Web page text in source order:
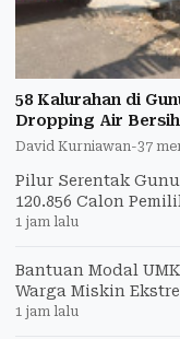
58 Kalurahan di
Dropping Air
David Kurniawan-37
Pilur Serentak
120.856 Calon
1 jam lalu
Bantuan Modal
Warga Miskin
1 jam lalu